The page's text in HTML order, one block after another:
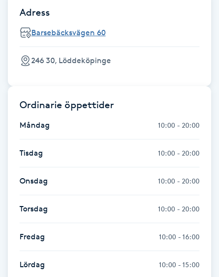
Gelenaglar
Gellack
Gellack med förstärkning
Gravidmassage
Adress
Barsebäcksvägen 60
246 30, Löddeköpinge
Ordinarie öppettider
Måndag 10:00 - 20:00
Tisdag 10:00 - 20:00
Onsdag 10:00 - 20:00
Torsdag 10:00 - 20:00
Fredag 10:00 - 16:00
Lördag 10:00 - 15:00